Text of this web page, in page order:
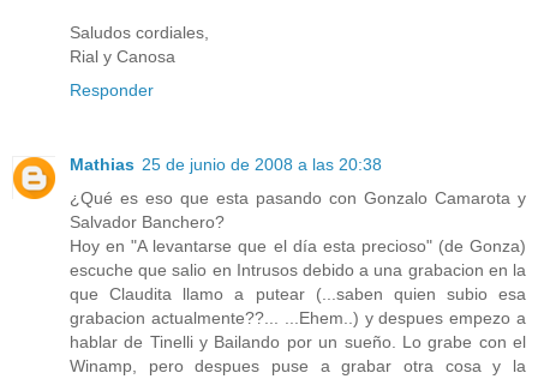
Saludos cordiales,
Rial y Canosa
Responder
Mathias 25 de junio de 2008 a las 20:38
¿Qué es eso que esta pasando con Gonzalo Camarota y
Salvador Banchero?
Hoy en "A levantarse que el día esta precioso" (de Gonza)
escuche que salio en Intrusos debido a una grabacion en la
que Claudita llamo a putear (...saben quien subio esa
grabacion actualmente??... ...Ehem..) y despues empezo a
hablar de Tinelli y Bailando por un sueño. Lo grabe con el
Winamp, pero despues puse a grabar otra cosa y la